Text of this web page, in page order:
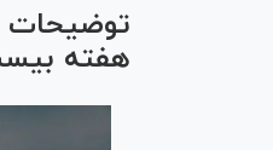
توضیحات
هفته